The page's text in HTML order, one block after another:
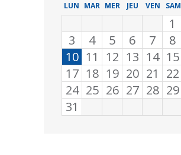
LUN MAR MER JEU VEN SAM
1
3
4 5 6 7 8
10 11 12 13 14 15
17 18 19 20 21 22
24 25 26 27 28 29
31